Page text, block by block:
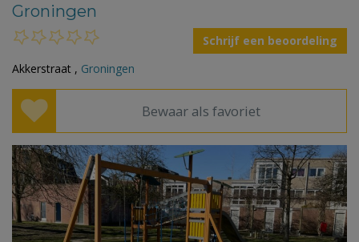
Groningen
Schrijf een beoordeling
Akkerstraat , Groningen
Bewaar als favoriet